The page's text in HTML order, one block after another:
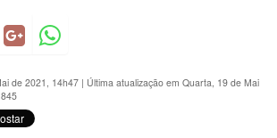
de 2021, 14h47 | Última atualização em Quarta, 19 de Mai